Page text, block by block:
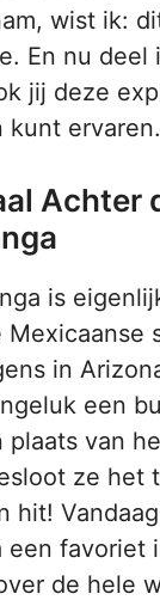
wist ik:
En nu deel
jij deze
kunt ervaren.
Achter
is
Mexicaanse
in
een
plaats van
ze het
hit!
een favoriet
de hele